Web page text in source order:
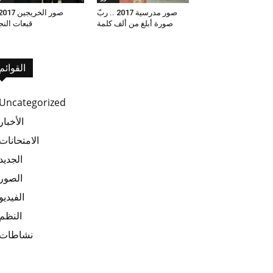
قبعات
صور مدرسية 2017 .. ربّ
صورة أبلغ من ألف كلمة
القوائم
Uncategorized
الأخبار
الامتحانات
الجديد
الصور
الفيديو
النظم
نشاطات